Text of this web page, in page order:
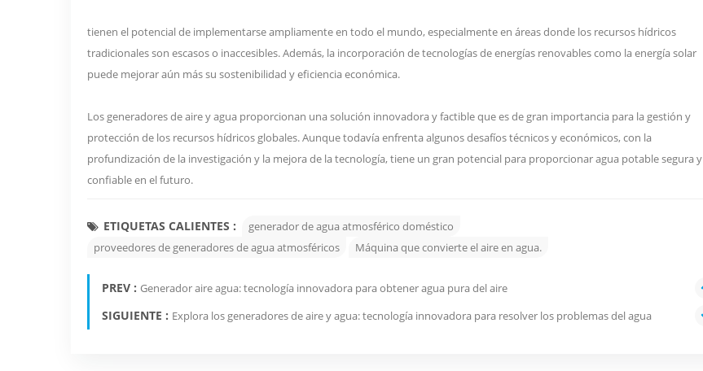
tienen el potencial de implementarse ampliamente en todo el mundo, especialmente en áreas donde los recursos hídricos
tradicionales son escasos o inaccesibles. Además, la incorporación de tecnologías de energías renovables como la energía solar
puede mejorar aún más su sostenibilidad y eficiencia económica.
Los generadores de aire y agua proporcionan una solución innovadora y factible que es de gran importancia para la gestión y
protección de los recursos hídricos globales. Aunque todavía enfrenta algunos desafíos técnicos y económicos, con la
profundización de la investigación y la mejora de la tecnología, tiene un gran potencial para proporcionar agua potable segura y
confiable en el futuro.
ETIQUETAS CALIENTES :
generador de agua atmosférico doméstico
proveedores de generadores de agua atmosféricos
Máquina que convierte el aire en agua.
PREV : Generador aire agua: tecnología innovadora para obtener agua pura del aire
SIGUIENTE : Explora los generadores de aire y agua: tecnología innovadora para resolver los problemas del agua